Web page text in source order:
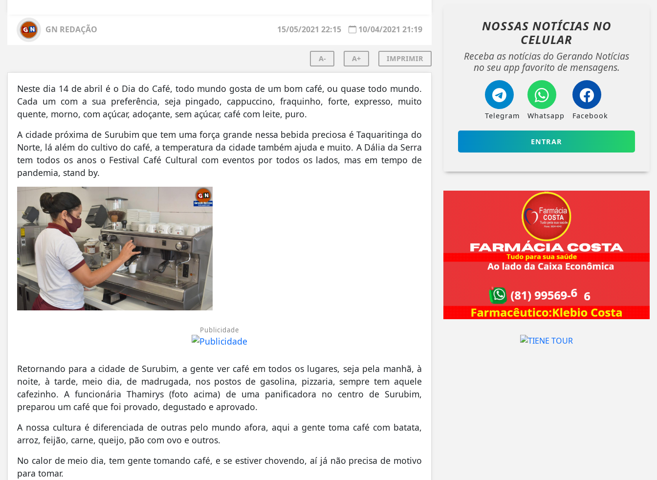
GN REDAÇÃO 10/04/2021 21:19
15/05/2021 22:15
A- A+ IMPRIMIR
Neste dia 14 de abril é o Dia do Café, todo mundo gosta de um bom café, ou quase todo mundo.
Cada um com a sua preferência, seja pingado, cappuccino, fraquinho, forte, expresso, muito
quente, morno, com açúcar, adoçante, sem açúcar, café com leite, puro.
A cidade próxima de Surubim que tem uma força grande nessa bebida preciosa é Taquaritinga do
Norte, lá além do cultivo do café, a temperatura da cidade também ajuda e muito. A Dália da Serra
tem todos os anos o Festival Café Cultural com eventos por todos os lados, mas em tempo de
pandemia, stand by.
Publicidade
Retornando para a cidade de Surubim, a gente ver café em todos os lugares, seja pela manhã, à
noite, à tarde, meio dia, de madrugada, nos postos de gasolina, pizzaria, sempre tem aquele
cafezinho. A funcionária Thamirys (foto acima) de uma panificadora no centro de Surubim,
preparou um café que foi provado, degustado e aprovado.
A nossa cultura é diferenciada de outras pelo mundo afora, aqui a gente toma café com batata,
arroz, feijão, carne, queijo, pão com ovo e outros.
No calor de meio dia, tem gente tomando café, e se estiver chovendo, aí já não precisa de motivo
para tomar.
NOSSAS NOTÍCIAS NO
CELULAR
Receba as notícias do Gerando Notícias
no seu app favorito de mensagens.
Telegram Whatsapp Facebook
ENTRAR